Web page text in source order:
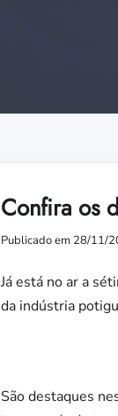
Confira os
Publicado em 28/11/
Já está no ar a
da indústria
São destaques